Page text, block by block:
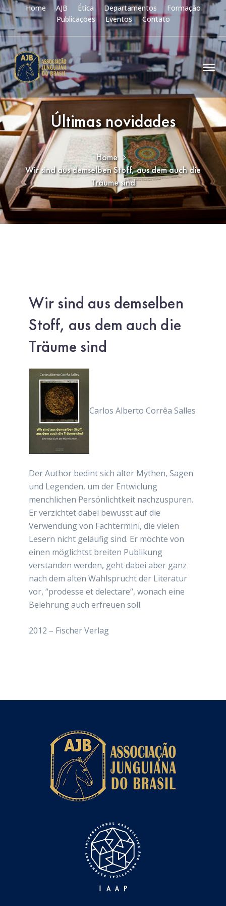
Home AJB Ética Departamentos
Formação
Publicações
Eventos Contato
Últimas novidades
Home
Wir sind aus demselben Stoff, aus dem auch die
Träume sind
Wir sind aus demselben
Stoff, aus dem auch die
Träume sind
Carlos Alberto Corrêa Salles
Der Author bedint sich alter Mythen, Sagen
und Legenden, um der Entwiclung
menchlichen Persönlichtkeit nachzuspuren.
Er verzichtet dabei bewusst auf die
Verwendung von Fachtermini, die vielen
Lesern nicht geläufig sind. Er möchte von
einen möglichtst breiten Publikung
verstanden werden, geht dabei aber ganz
nach dem alten Wahlsprucht der Literatur
vor, “prodesse et delectare“, wonach eine
Belehrung auch erfreuen soll.
2012 – Fischer Verlag